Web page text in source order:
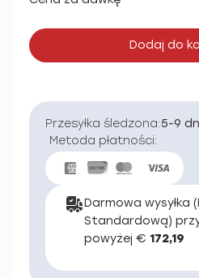
Dodaj do
Przesyłka śledzona:5-9
Metoda płatności:
Darmowa wysyłka
Standardową)
powyżej € 172,19